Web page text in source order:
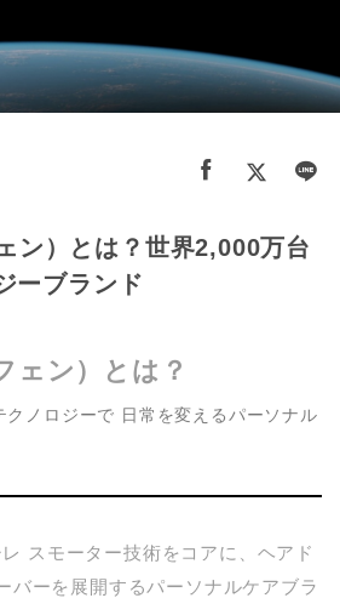
ン）とは？世界2,000万台
ーブランド
ェン）とは？
ノロジーで 日常を変えるパーソナル
スモーター技術をコアに、ヘアド
バーを展開するパーソナルケアブラ